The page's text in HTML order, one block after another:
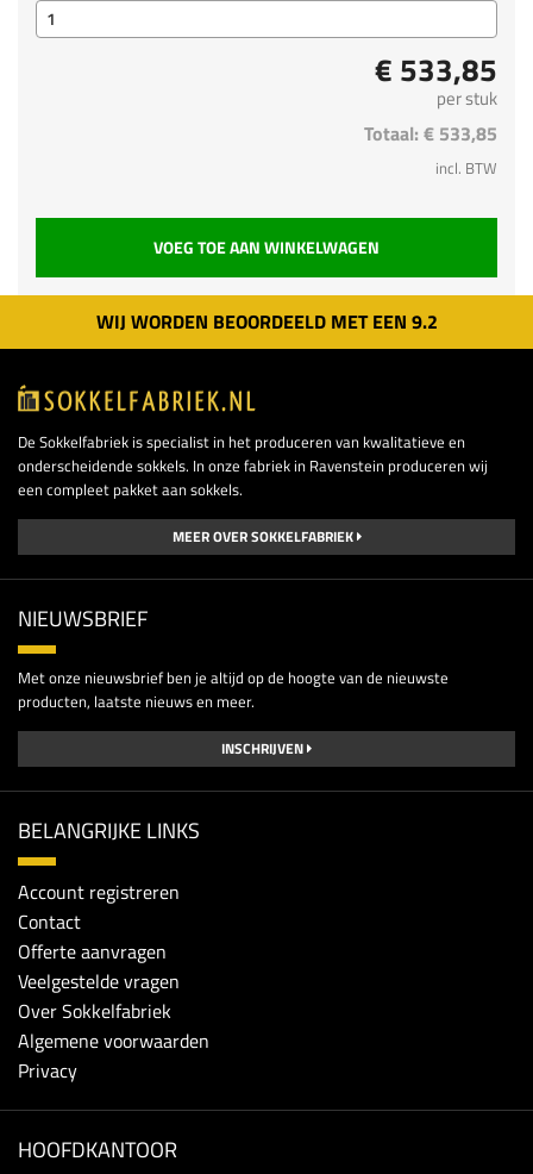
€ 533,85
per stuk
Totaal: € 533,85
incl. BTW
VOEG TOE AAN WINKELWAGEN
WIJ WORDEN BEOORDEELD MET EEN 9.2
De Sokkelfabriek is specialist in het produceren van kwalitatieve en
onderscheidende sokkels. In onze fabriek in Ravenstein produceren wij
een compleet pakket aan sokkels.
MEER OVER SOKKELFABRIEK
NIEUWSBRIEF
Met onze nieuwsbrief ben je altijd op de hoogte van de nieuwste
producten, laatste nieuws en meer.
INSCHRIJVEN
BELANGRIJKE LINKS
Account registreren
Contact
Offerte aanvragen
Veelgestelde vragen
Over Sokkelfabriek
Algemene voorwaarden
Privacy
HOOFDKANTOOR